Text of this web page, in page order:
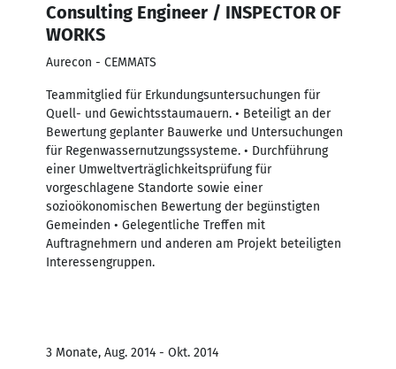
Consulting Engineer / INSPECTOR OF
WORKS
Aurecon - CEMMATS
Teammitglied für Erkundungsuntersuchungen für
Quell- und Gewichtsstaumauern. • Beteiligt an der
Bewertung geplanter Bauwerke und Untersuchungen
für Regenwassernutzungssysteme. • Durchführung
einer Umweltverträglichkeitsprüfung für
vorgeschlagene Standorte sowie einer
sozioökonomischen Bewertung der begünstigten
Gemeinden • Gelegentliche Treffen mit
Auftragnehmern und anderen am Projekt beteiligten
Interessengruppen.
3 Monate, Aug. 2014 - Okt. 2014